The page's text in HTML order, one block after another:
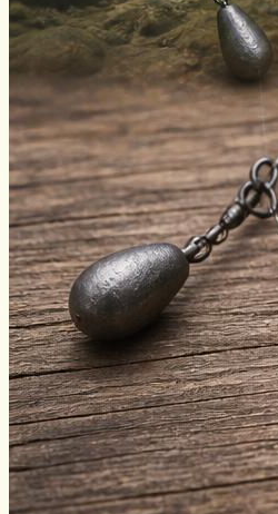
Меню